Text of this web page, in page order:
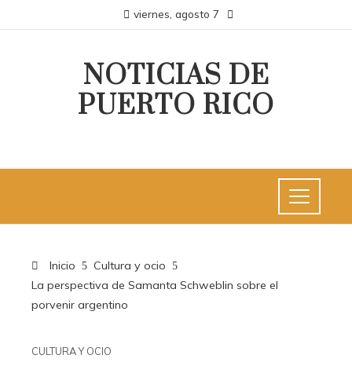
viernes, agosto 7
NOTICIAS DE
PUERTO RICO
Inicio
Cultura y ocio
La perspectiva de Samanta Schweblin sobre el
porvenir argentino
CULTURA Y OCIO